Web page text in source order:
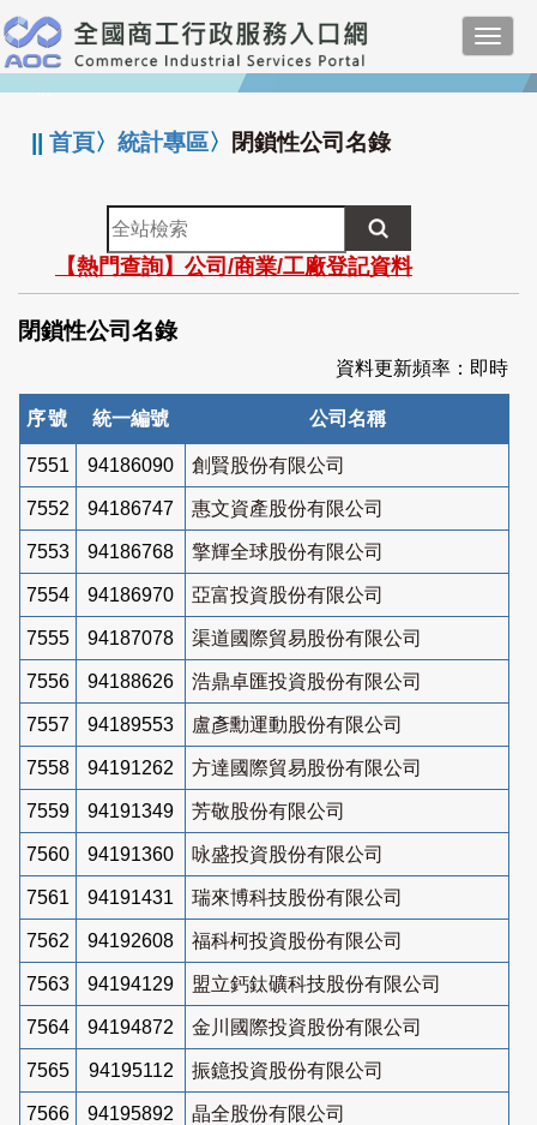
跳
到
主
要
:::
||首頁〉統計專區〉 閉鎖性公司名錄
全
站
檢
索
【熱門查詢】公司/商業/工廠登記資料
閉鎖性公司名錄
資料更新頻率：即時
序號 統一編號 公司名稱
7551 94186090 創賢股份有限公司
7552 94186747 惠文資產股份有限公司
7553 94186768 擎輝全球股份有限公司
7554 94186970 亞富投資股份有限公司
7555 94187078 渠道國際貿易股份有限公司
7556 94188626 浩鼎卓匯投資股份有限公司
7557 94189553 盧彥勳運動股份有限公司
7558 94191262 方達國際貿易股份有限公司
7559 94191349 芳敬股份有限公司
7560 94191360 咏盛投資股份有限公司
7561 94191431 瑞來博科技股份有限公司
7562 94192608 福科柯投資股份有限公司
7563 94194129 盟立鈣鈦礦科技股份有限公司
7564 94194872 金川國際投資股份有限公司
7565 94195112 振鐿投資股份有限公司
7566 94195892 晶全股份有限公司